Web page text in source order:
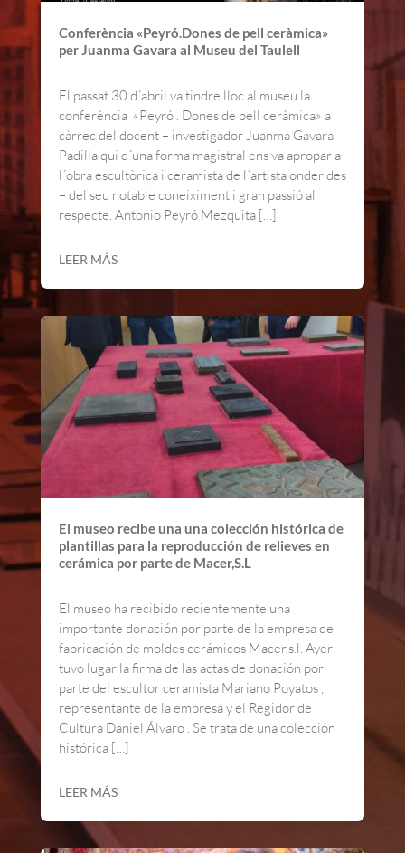
Conferència «Peyró.Dones de pell ceràmica»
per Juanma Gavara al Museu del Taulell
El passat 30 d´abril va tindre lloc al museu la
conferència «Peyró . Dones de pell ceràmica» a
càrrec del docent – investigador Juanma Gavara
Padilla qui d´una forma magistral ens va apropar a
l´obra escultòrica i ceramista de l´artista onder des
– del seu notable coneiximent i gran passió al
respecte. Antonio Peyró Mezquita […]
LEER MÁS
El museo recibe una una colección histórica de
plantillas para la reproducción de relieves en
cerámica por parte de Macer,S.L
El museo ha recibido recientemente una
importante donación por parte de la empresa de
fabricación de moldes cerámicos Macer,s.l. Ayer
tuvo lugar la firma de las actas de donación por
parte del escultor ceramista Mariano Poyatos ,
representante de la empresa y el Regidor de
Cultura Daniel Álvaro . Se trata de una colección
histórica […]
LEER MÁS